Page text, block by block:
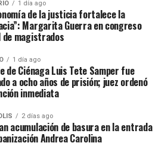
1 día ago
de la justicia fortalece la
Margarita Guerra en congreso
de magistrados
1 día ago
de Ciénaga Luis Tete Samper fue
a ocho años de prisión; juez ordenó
inmediata
2 días ago
acumulación de basura en la entrada
Andrea Carolina